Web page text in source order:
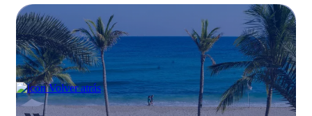
Volver atrás